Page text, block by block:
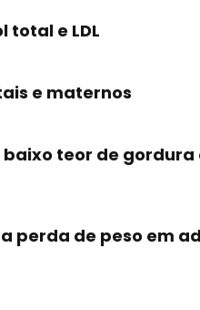
e LDL
e maternos
teor de
de peso em